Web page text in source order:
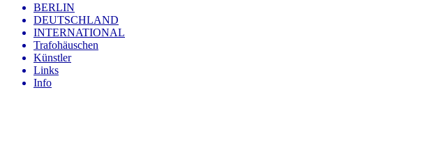
BERLIN
DEUTSCHLAND
INTERNATIONAL
Trafohäuschen
Künstler
Links
Info